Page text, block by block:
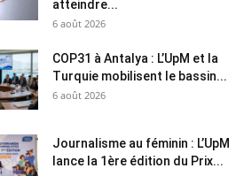
atteindre...
6 août 2026
COP31 à Antalya : L’UpM et la
Turquie mobilisent le bassin...
6 août 2026
Journalisme au féminin : L’UpM
lance la 1ère édition du Prix...